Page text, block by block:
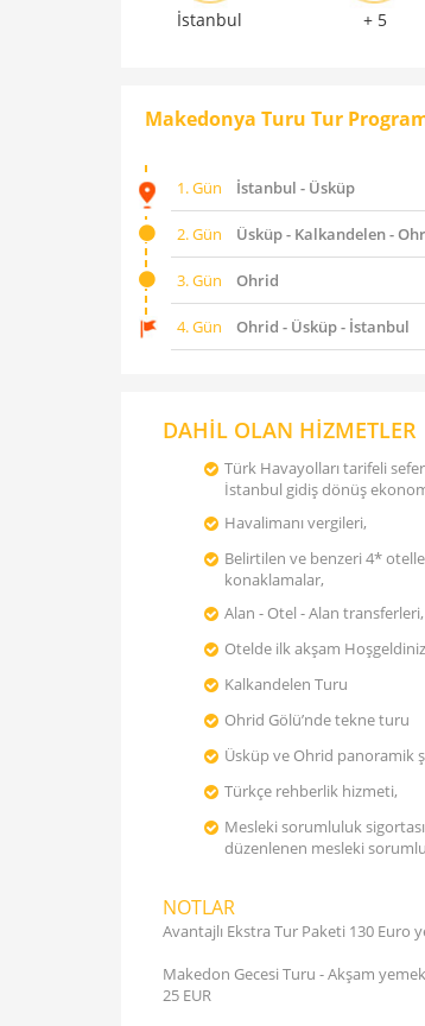
İstanbul + 5
Makedonya Turu Tur
1. Gün
İstanbul - Üsküp
2. Gün Üsküp - Kalkandelen -
3. Gün Ohrid
4. Gün Ohrid - Üsküp - İstanbul
DAHİL OLAN HİZMETLER
Türk Havayolları tarifeli
İstanbul gidiş dönüş
Havalimanı vergileri,
Belirtilen ve benzeri 4*
konaklamalar,
Alan - Otel - Alan transferleri,
Otelde ilk akşam
Kalkandelen Turu
Ohrid Gölü’nde tekne turu
Üsküp ve Ohrid panoramik
Türkçe rehberlik hizmeti,
Mesleki sorumluluk sigortası
düzenlenen mesleki
NOTLAR
Avantajlı Ekstra Tur Paketi 130 Euro
Makedon Gecesi Turu - Akşam
25 EUR